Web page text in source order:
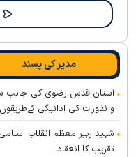
مدیر کی پسند
آستان قدس رضوی کی جانب سے
و نذورات کی ادائیگی
شہید رہبر معظم انقلاب
تقریب کا انعقاد